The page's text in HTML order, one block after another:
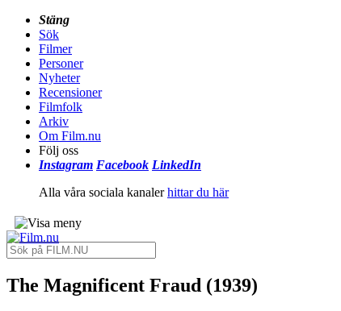
Stäng
Sök
Filmer
Personer
Nyheter
Recensioner
Filmfolk
Arkiv
Om Film.nu
Följ oss
Instagram Facebook LinkedIn
Alla våra sociala kanalerhittar du här
The Magnificent Fraud (1939)